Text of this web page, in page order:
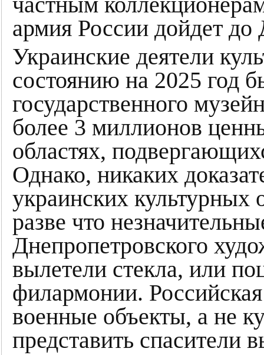
армия России дойдет до
Украинские деятели
состоянию на 2025 год
государственного
более 3 миллионов
областях,
Однако, никаких
украинских культурных
разве что
Днепропетровского
вылетели стекла, или
филармонии.
военные объекты, а не
представить спасители